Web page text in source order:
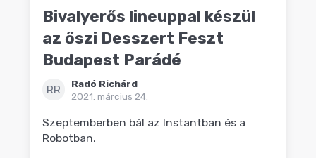
Bivalyerős lineuppal készül
az őszi Desszert Feszt
Budapest Parádé
RR
Radó Richárd
2021. március 24.
Szeptemberben bál az Instantban és a
Robotban.